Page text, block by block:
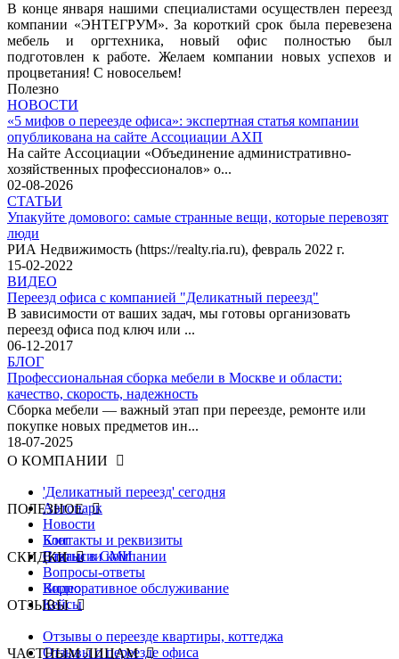
В конце января нашими специалистами осуществлен переезд
компании «ЭНТЕГРУМ». За короткий срок была перевезена
мебель и оргтехника, новый офис полностью был
подготовлен к работе. Желаем компании новых успехов и
процветания! С новосельем!
Полезно
НОВОСТИ
«5 мифов о переезде офиса»: экспертная статья компании
опубликована на сайте Ассоциации АХП
На сайте Ассоциации «Объединение административно-
хозяйственных профессионалов» о...
02-08-2026
СТАТЬИ
Упакуйте домового: самые странные вещи, которые перевозят
люди
РИА Недвижимость (https://realty.ria.ru), февраль 2022 г.
15-02-2022
ВИДЕО
Переезд офиса с компанией "Деликатный переезд"
В зависимости от ваших задач, мы готовы организовать
переезд офиса под ключ или ...
06-12-2017
БЛОГ
Профессиональная сборка мебели в Москве и области:
качество, скорость, надежность
Сборка мебели — важный этап при переезде, ремонте или
покупке новых предметов ин...
18-07-2025
О КОМПАНИИ
'Деликатный переезд' сегодня
Автопарк
Новости
Контакты и реквизиты
Вакансии компании
ПОЛЕЗНОЕ
Блог
Статьи в СМИ
Вопросы-ответы
Видео
Кейсы
СКИДКИ
Корпоративное обслуживание
ОТЗЫВЫ
Отзывы о переезде квартиры, коттеджа
Отзывы о переезде офиса
ЧАСТНЫМ ЛИЦАМ